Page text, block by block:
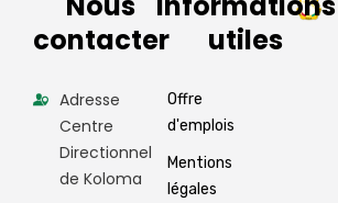
contacter
Adresse
Centre
Directionnel
de Koloma
utiles
Offre
d'emplois
Mentions
légales